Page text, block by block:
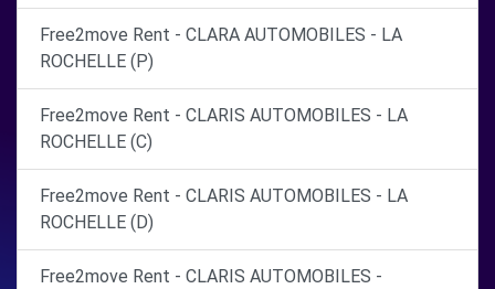
Free2move Rent - CLARA AUTOMOBILES - LA
ROCHELLE (P)
Free2move Rent - CLARIS AUTOMOBILES - LA
ROCHELLE (C)
Free2move Rent - CLARIS AUTOMOBILES - LA
ROCHELLE (D)
Free2move Rent - CLARIS AUTOMOBILES -